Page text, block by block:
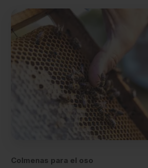
Colmenas para el oso